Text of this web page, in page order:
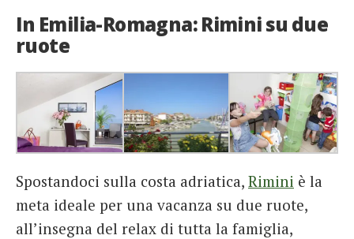
In Emilia-Romagna: Rimini su due
ruote
Spostandoci sulla costa adriatica, Rimini è la
meta ideale per una vacanza su due ruote,
all’insegna del relax di tutta la famiglia,